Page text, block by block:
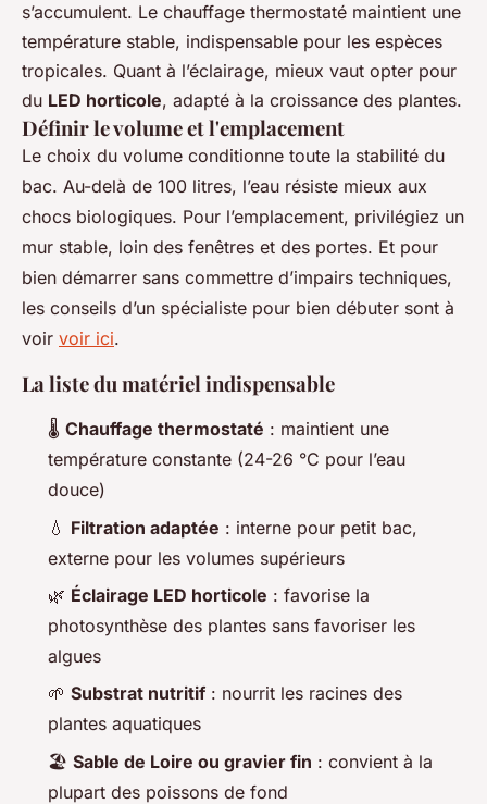
s’accumulent. Le chauffage thermostaté maintient une
température stable, indispensable pour les espèces
tropicales. Quant à l’éclairage, mieux vaut opter pour
du LED horticole, adapté à la croissance des plantes.
Définir le volume et l'emplacement
Le choix du volume conditionne toute la stabilité du
bac. Au-delà de 100 litres, l’eau résiste mieux aux
chocs biologiques. Pour l’emplacement, privilégiez un
mur stable, loin des fenêtres et des portes. Et pour
bien démarrer sans commettre d’impairs techniques,
les conseils d’un spécialiste pour bien débuter sont à
voir voir ici.
La liste du matériel indispensable
🌡️ Chauffage thermostaté : maintient une
température constante (24-26 °C pour l’eau
douce)
💧 Filtration adaptée : interne pour petit bac,
externe pour les volumes supérieurs
🌿 Éclairage LED horticole : favorise la
photosynthèse des plantes sans favoriser les
algues
🌱 Substrat nutritif : nourrit les racines des
plantes aquatiques
🏖️ Sable de Loire ou gravier fin : convient à la
plupart des poissons de fond